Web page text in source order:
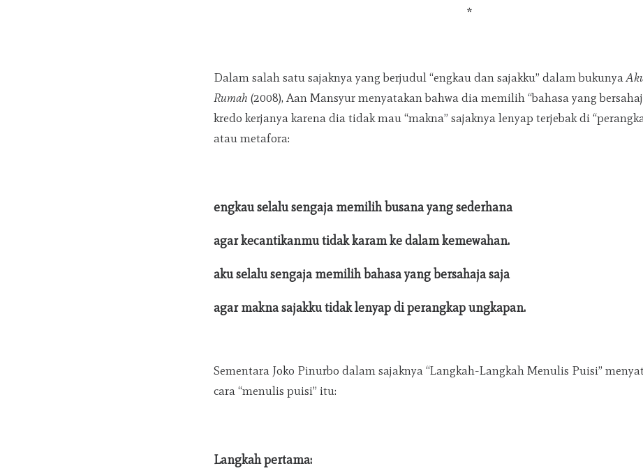
*
Dalam salah satu sajaknya yang berjudul “engkau dan sajakku” dalam bukunya
Rumah (2008), Aan Mansyur menyatakan bahwa dia memilih “bahasa yang
kredo kerjanya karena dia tidak mau “makna” sajaknya lenyap terjebak di
atau metafora:
engkau selalu sengaja memilih busana yang sederhana
agar kecantikanmu tidak karam ke dalam kemewahan.
aku selalu sengaja memilih bahasa yang bersahaja saja
agar makna sajakku tidak lenyap di perangkap ungkapan.
Sementara Joko Pinurbo dalam sajaknya “Langkah-Langkah Menulis Puisi”
cara “menulis puisi” itu:
Langkah pertama: